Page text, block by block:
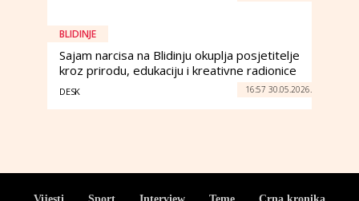
BLIDINJE
Sajam narcisa na Blidinju okuplja posjetitelje
kroz prirodu, edukaciju i kreativne radionice
DESK 16:57 30.05.2026.